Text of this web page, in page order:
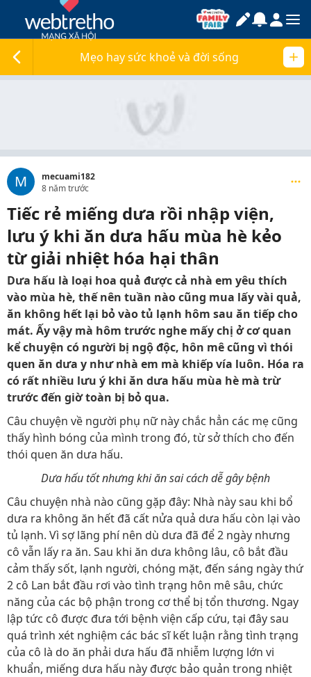
Mẹo hay sức khoẻ và đời sống
M
mecuami182
8 năm trước
Tiếc rẻ miếng dưa rồi nhập viện,
lưu ý khi ăn dưa hấu mùa hè kẻo
từ giải nhiệt hóa hại thân
Dưa hấu là loại hoa quả được cả nhà em yêu thích
vào mùa hè, thế nên tuần nào cũng mua lấy vài quả,
ăn không hết lại bỏ vào tủ lạnh hôm sau ăn tiếp cho
mát. Ấy vậy mà hôm trước nghe mấy chị ở cơ quan
kể chuyện có người bị ngộ độc, hôn mê cũng vì thói
quen ăn dưa y như nhà em mà khiếp vía luôn. Hóa ra
có rất nhiều lưu ý khi ăn dưa hấu mùa hè mà trừ
trước đến giờ toàn bị bỏ qua.
Câu chuyện về người phụ nữ này chắc hẳn các mẹ cũng
thấy hình bóng của mình trong đó, từ sở thích cho đến
thói quen ăn dưa hấu.
Dưa hấu tốt nhưng khi ăn sai cách dễ gây bệnh
Câu chuyện nhà nào cũng gặp đây: Nhà này sau khi bổ
dưa ra không ăn hết đã cất nửa quả dưa hấu còn lại vào
tủ lạnh. Vì sợ lãng phí nên dù dưa đã để 2 ngày nhưng
cô vẫn lấy ra ăn. Sau khi ăn dưa không lâu, cô bắt đầu
cảm thấy sốt, lạnh người, chóng mặt, đến sáng ngày thứ
2 cô Lan bắt đầu rơi vào tình trạng hôn mê sâu, chức
năng của các bộ phận trong cơ thể bị tổn thương. Ngay
lập tức cô được đưa tới bệnh viện cấp cứu, tại đây sau
quá trình xét nghiệm các bác sĩ kết luận rằng tình trạng
của cô là do ăn phải dưa hấu đã nhiễm lượng lớn vi
khuẩn, miếng dưa hấu này được bảo quản trong nhiệt